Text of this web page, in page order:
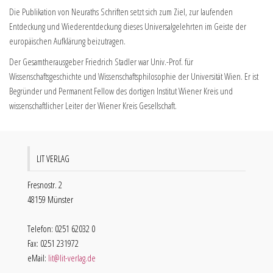
Die Publikation von Neuraths Schriften setzt sich zum Ziel, zur laufenden
Entdeckung und Wiederentdeckung dieses Universalgelehrten im Geiste der
europäischen Aufklärung beizutragen.
Der Gesamtherausgeber Friedrich Stadler war Univ.-Prof. für
Wissenschaftsgeschichte und Wissenschaftsphilosophie der Universität Wien. Er ist
Begründer und Permanent Fellow des dortigen Institut Wiener Kreis und
wissenschaftlicher Leiter der Wiener Kreis Gesellschaft.
LIT VERLAG
Fresnostr. 2
48159 Münster
Telefon: 0251 62032 0
Fax: 0251 231972
eMail: lit@lit-verlag.de